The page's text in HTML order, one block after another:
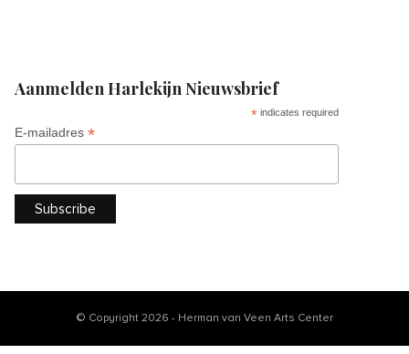
Aanmelden Harlekijn Nieuwsbrief
* indicates required
E-mailadres *
© Copyright 2026 - Herman van Veen Arts Center